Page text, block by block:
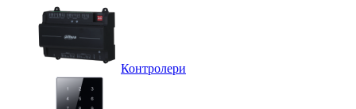
Контролери